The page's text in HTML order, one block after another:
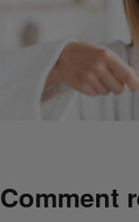
Comment